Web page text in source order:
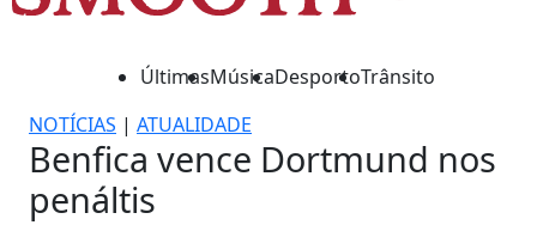
ÚltimasMúsicaDesportoTrânsito
NOTÍCIAS | ATUALIDADE
Benfica vence Dortmund nos
penáltis